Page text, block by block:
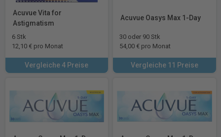
Acuvue Vita for
Astigmatism
6 Stk
12,10 € pro Monat
Vergleiche 4 Preise
Acuvue Oasys Max 1-Day
30 oder 90 Stk
54,00 € pro Monat
Vergleiche 11 Preise